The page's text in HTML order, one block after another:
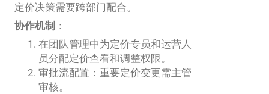
定价决策需要跨部门配合。
协作机制 ：
在团队管理中为定价专员和运营人
员分配定价查看和调整权限。
审批流配置：重要定价变更需主管
审核。